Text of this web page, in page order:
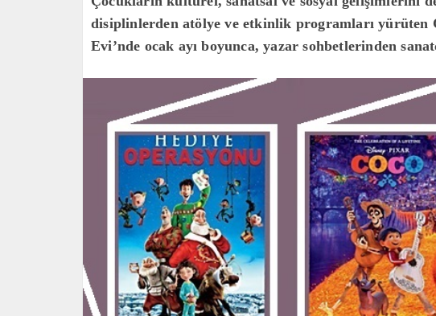
disiplinlerden atölye ve etkinlik programları yürüten
Evi’nde ocak ayı boyunca, yazar sohbetlerinden